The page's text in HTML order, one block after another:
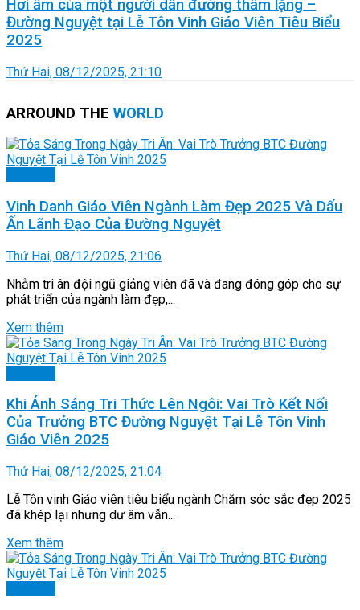
Hơi ấm của một người dẫn đường thầm lặng –
Đường Nguyệt tại Lễ Tôn Vinh Giáo Viên Tiêu Biểu
2025
Thứ Hai, 08/12/2025, 21:10
ARROUND THE WORLD
Vinh Danh Giáo Viên Ngành Làm Đẹp 2025 Và Dấu
Ấn Lãnh Đạo Của Đường Nguyệt
Thứ Hai, 08/12/2025, 21:06
Nhằm tri ân đội ngũ giảng viên đã và đang đóng góp cho sự
phát triển của ngành làm đẹp,...
Xem thêm
Khi Ánh Sáng Tri Thức Lên Ngôi: Vai Trò Kết Nối
Của Trưởng BTC Đường Nguyệt Tại Lễ Tôn Vinh
Giáo Viên 2025
Thứ Hai, 08/12/2025, 21:04
Lễ Tôn vinh Giáo viên tiêu biểu ngành Chăm sóc sắc đẹp 2025
đã khép lại nhưng dư âm vẫn...
Xem thêm